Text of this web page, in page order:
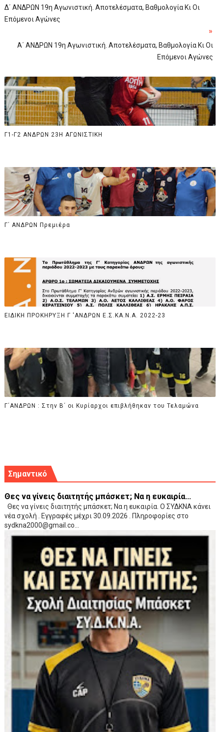
Δ΄ ΑΝΔΡΩΝ 19η Αγωνιστική. Αποτελέσματα, Βαθμολογία Κι Οι
Επόμενοι Αγώνες
»
Α΄ ΑΝΔΡΩΝ 19η Αγωνιστική. Αποτελέσματα, Βαθμολογία Κι Οι
Επόμενοι Αγώνες
Γ1-Γ2 ΑΝΔΡΩΝ 23Η ΑΓΩΝΙΣΤΙΚΗ
Γ΄ ΑΝΔΡΩΝ Πρεμιέρα
ΕΙΔΙΚΗ ΠΡΟΚΗΡΥΞΗ Γ 'ΑΝΔΡΩΝ Ε.Σ.ΚΑ.Ν.Α. 2022-23
Γ΄ΑΝΔΡΩΝ : Στην Β΄ οι Κυρίαρχοι επιβλήθηκαν του Τελαμώνα
Σημαντικό
Θες να γίνεις διαιτητής μπάσκετ; Να η ευκαιρία...
Θες να γίνεις διαιτητής μπάσκετ; Να η ευκαιρία. Ο ΣΥΔΚΝΑ κάνει
νέα σχολή . Εγγραφές μέχρι 30.09.2026 . Πληροφορίες στο
sydkna2000@gmail.co...